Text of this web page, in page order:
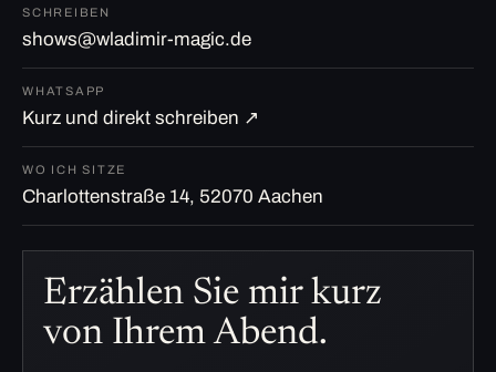
SCHREIBEN
shows@wladimir-magic.de
WHATSAPP
Kurz und direkt schreiben ↗
WO ICH SITZE
Charlottenstraße 14, 52070 Aachen
Erzählen Sie mir kurz
von Ihrem Abend.